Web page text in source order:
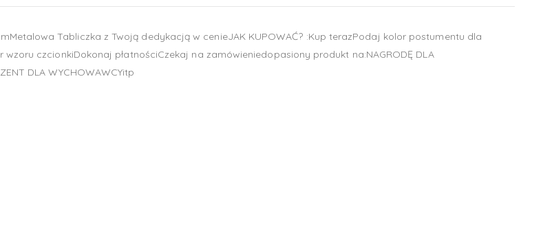
Tabliczka z Twoją dedykacją w cenieJAK KUPOWAĆ? :Kup terazPodaj kolor postumentu dla
czcionkiDokonaj płatnościCzekaj na zamówieniedopasiony produkt na:NAGRODĘ DLA
DLA WYCHOWAWCYitp